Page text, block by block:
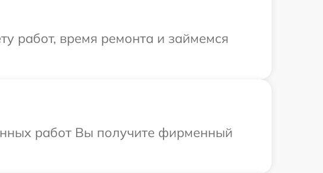
работ, время ремонта и займемся
работ Вы получите фирменный